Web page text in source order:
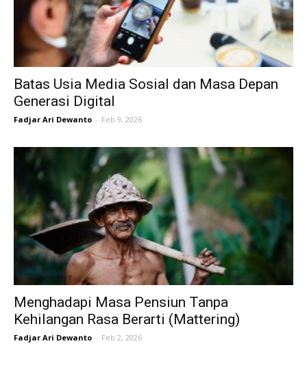
Batas Usia Media Sosial dan Masa Depan
Generasi Digital
Fadjar Ari Dewanto - Feb 9, 2026
Menghadapi Masa Pensiun Tanpa
Kehilangan Rasa Berarti (Mattering)
Fadjar Ari Dewanto - Feb 2, 2026